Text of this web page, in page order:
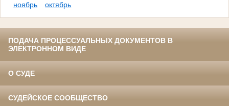
ноябрь
октябрь
ПОДАЧА ПРОЦЕССУАЛЬНЫХ ДОКУМЕНТОВ В
ЭЛЕКТРОННОМ ВИДЕ
О СУДЕ
СУДЕЙСКОЕ СООБЩЕСТВО